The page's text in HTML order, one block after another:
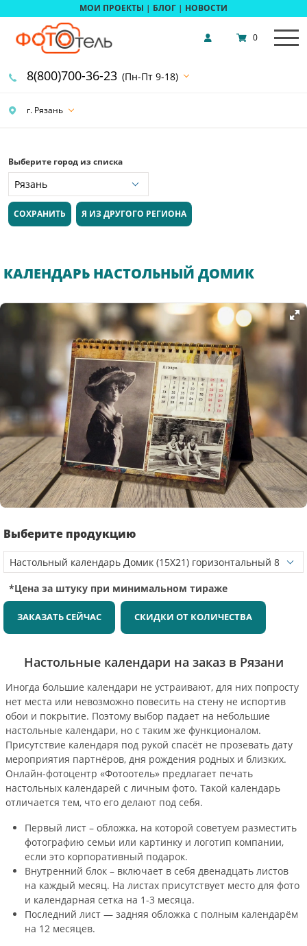
МОИ ПРОЕКТЫ | БЛОГ | НОВОСТИ
г. Рязань
8(800)700-36-23 (Пн-Пт 9-18)
0
Выберите город из списка
СОХРАНИТЬ Я ИЗ ДРУГОГО РЕГИОНА
КАЛЕНДАРЬ НАСТОЛЬНЫЙ ДОМИК
Выберите продукцию
*Цена за штуку при минимальном тираже
ЗАКАЗАТЬ СЕЙЧАС СКИДКИ ОТ КОЛИЧЕСТВА
Настольные календари на заказ в Рязани
Иногда большие календари не устраивают, для них попросту
нет места или невозможно повесить на стену не испортив
обои и покрытие. Поэтому выбор падает на небольшие
настольные календари, но с таким же функционалом.
Присутствие календаря под рукой спасёт не прозевать дату
мероприятия партнёров, дня рождения родных и близких.
Онлайн-фотоцентр «Фотоотель» предлагает печать
настольных календарей с личным фото. Такой календарь
отличается тем, что его делают под себя.
Первый лист – обложка, на которой советуем разместить
фотографию семьи или картинку и логотип компании,
если это корпоративный подарок.
Внутренний блок – включает в себя двенадцать листов
на каждый месяц. На листах присутствует место для фото
и календарная сетка на 1-3 месяца.
Последний лист — задняя обложка с полным календарём
на 12 месяцев.